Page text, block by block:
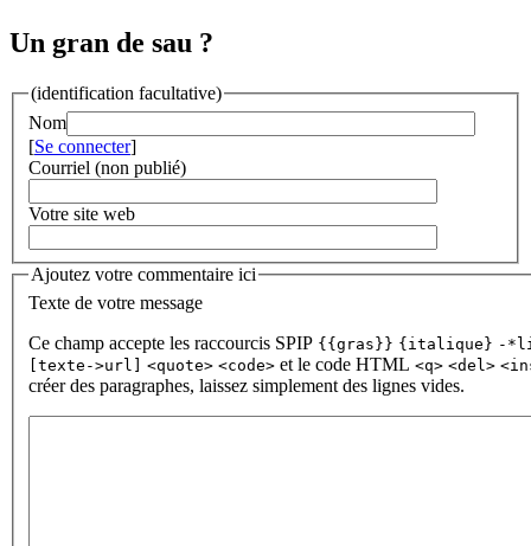
Un gran de sau ?
(identification facultative)
Nom
[Se connecter]
Courriel (non publié)
Votre site web
Ajoutez votre commentaire ici
Texte de votre message
Ce champ accepte les raccourcis SPIP {{gras}} {italique} -
[texte->url] <quote> <code> et le code HTML <q> <del>
créer des paragraphes, laissez simplement des lignes vides.